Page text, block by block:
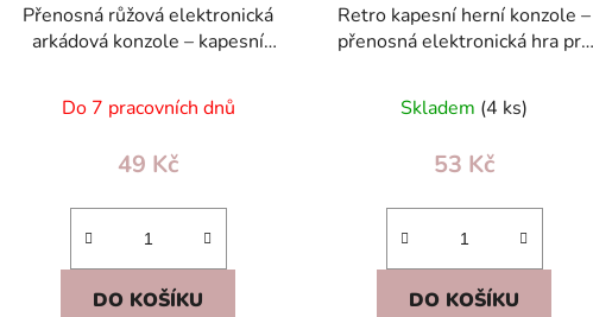
Přenosná růžová elektronická
arkádová konzole – kapesní
Do 7 pracovních dnů
49 Kč
DO KOŠÍKU
Retro kapesní herní konzole –
přenosná elektronická hra pro
Skladem (4 ks)
53 Kč
DO KOŠÍKU